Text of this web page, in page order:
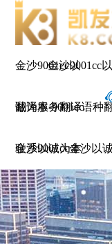
金沙9001cc以
诚为本-9001cc
金沙以诚为本
金沙9001cc
翻译服务翻译语种
联系9001cc金沙以